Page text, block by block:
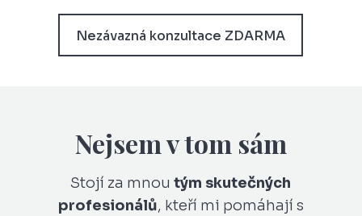
Nezávazná konzultace ZDARMA
Nejsem v tom sám
Stojí za mnoutým skutečných
profesionálů, kteří mi pomáhají s